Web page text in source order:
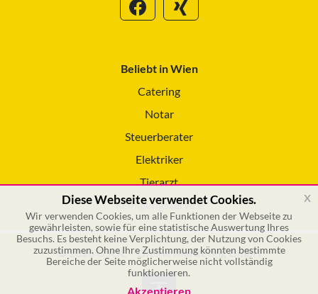
Beliebt in Wien
Catering
Notar
Steuerberater
Elektriker
Tierarzt
Reinigungsservice
© 2026 GSOL – Online Marketing GmbH
Diese Webseite verwendet Cookies.
Wir verwenden Cookies, um alle Funktionen der Webseite zu
gewährleisten, sowie für eine statistische Auswertung Ihres
Besuchs. Es besteht keine Verplichtung, der Nutzung von Cookies
zuzustimmen. Ohne Ihre Zustimmung könnten bestimmte
Bereiche der Seite möglicherweise nicht vollständig
funktionieren.
Akzeptieren
x